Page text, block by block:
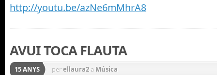
http://youtu.be/azNe6mMhrA8
AVUI TOCA FLAUTA
15 ANYS perellaura2 a Música